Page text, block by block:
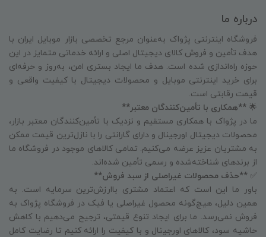
درباره ما
فروشگاه اینترنتی پژواک به‌عنوان مرجع تخصصی بازار موبایل ایران با
هدف تأمین و فروش کالای دیجیتال اصلی و ارائه خدماتی متمایز در این
حوزه راه‌اندازی شده است. هدف ما ایجاد بستری امن، به‌روز و حرفه‌ای
برای خرید اینترنتی موبایل و محصولات دیجیتال با کیفیت واقعی و
قیمت رقابتی است.
🌟 **همکاری با تأمین‌کنندگان معتبر**
ما در پژواک با همکاری مستقیم و نزدیک با تأمین‌کنندگان معتبر بازار،
محصولات دیجیتال اورجینال و دارای گارانتی را با نازل‌ترین قیمت ممکن
به مشتریان عزیز عرضه می‌کنیم. تمامی کالاهای موجود در فروشگاه ما
از برندهای شناخته‌شده و رسمی تأمین شده‌اند.
✅ **حذف محصولات غیراصلی از سبد فروش**
باور ما این است که اعتماد مشتری باارزش‌ترین سرمایه است. به
همین دلیل، هیچ‌گونه محصول غیراصلی یا فیک در فروشگاه پژواک به
فروش نمی‌رسد. ما برای ایجاد تنوع قیمتی، ترجیح می‌دهیم با کاهش
حاشیه سود، کالاهای اورجینال و با کیفیت را ارائه کنیم تا رضایت کامل